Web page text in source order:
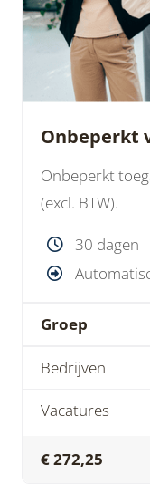
Onbeperkt
Onbeperkt
(excl. BTW).
30 dagen
Groep
Bedrijven
Vacatures
€ 272,25